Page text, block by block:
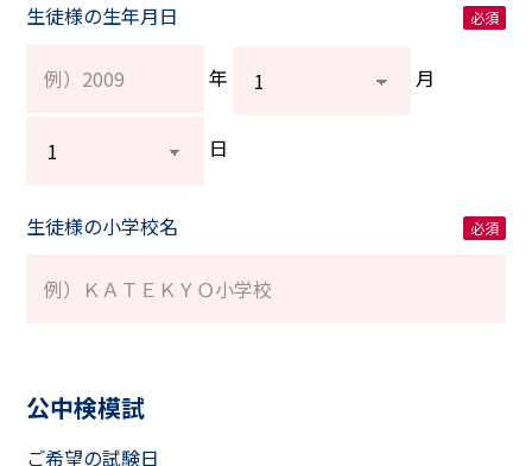
生徒様の生年月日
年 月
日
生徒様の小学校名
公中検模試
ご希望の試験日